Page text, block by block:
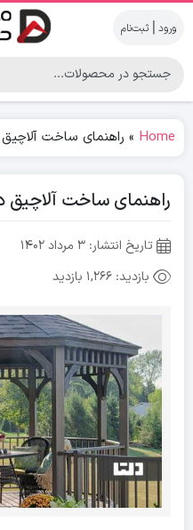
|
Home
» راهنمای ساخت
راهنمای ساخت آلاچیق
تاریخ انتشار: ۳ مرداد ۱۴۰۲
بازدید: 1,266 بازدید